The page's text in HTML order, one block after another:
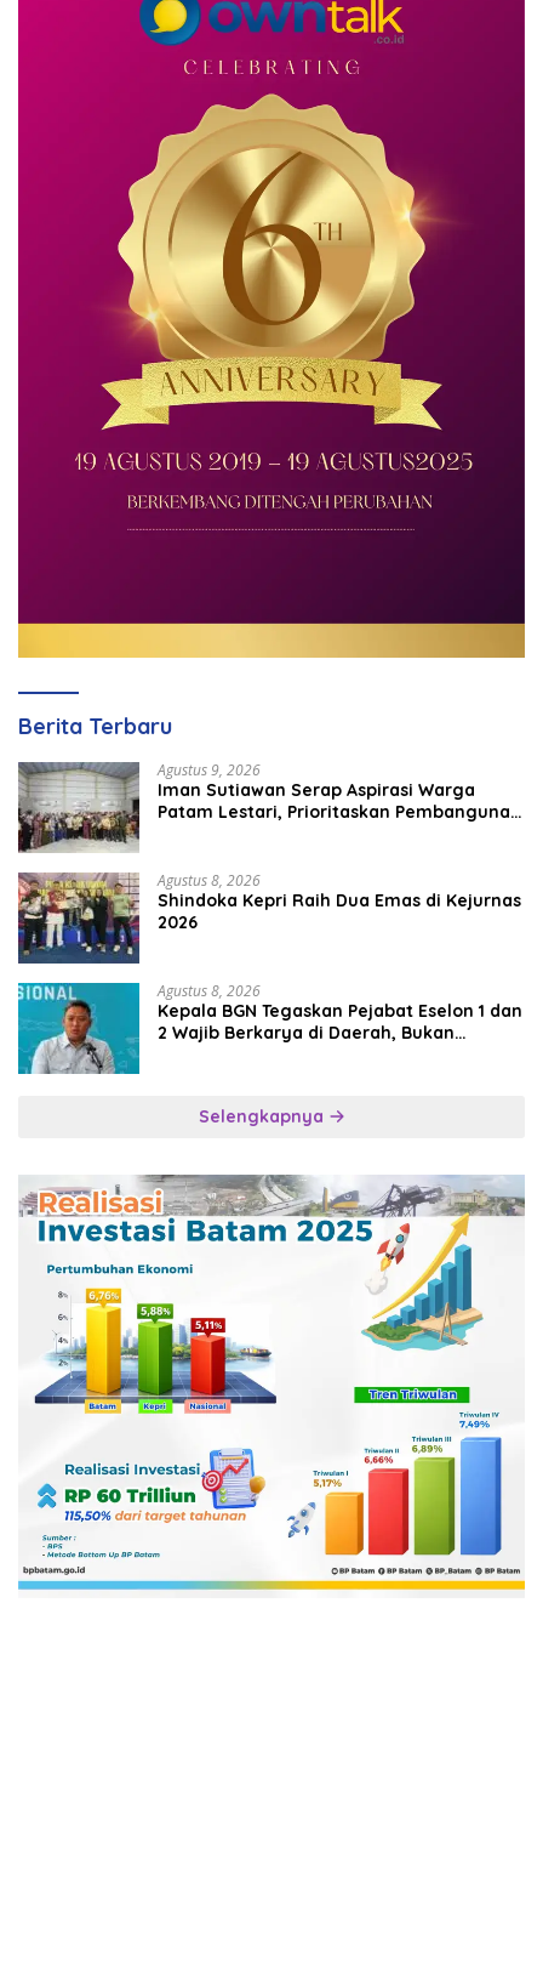
Berita Terbaru
Agustus 9, 2026
Iman Sutiawan Serap Aspirasi Warga
Patam Lestari, Prioritaskan Pembangunan
Agustus 8, 2026
Shindoka Kepri Raih Dua Emas di Kejurnas
2026
Agustus 8, 2026
Kepala BGN Tegaskan Pejabat Eselon 1 dan
2 Wajib Berkarya di Daerah, Bukan
Selengkapnya